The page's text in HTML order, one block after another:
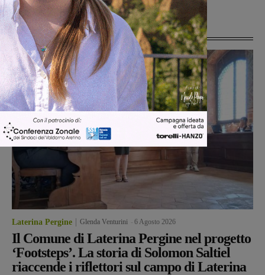
Ultime Notizie
Laterina Pergine Glenda Venturini 6 Agosto 2026
Il Comune di Laterina Pergine nel progetto
‘Footsteps’. La storia di Solomon Saltiel
riaccende i riflettori sul campo di Laterina